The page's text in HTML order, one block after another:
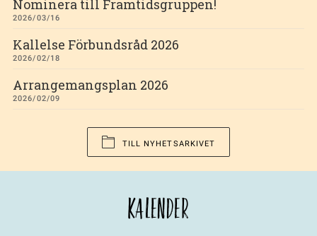
Nominera till Framtidsgruppen!
2026/03/16
Kallelse Förbundsråd 2026
2026/02/18
Arrangemangsplan 2026
2026/02/09
TILL NYHETSARKIVET
KALENDER